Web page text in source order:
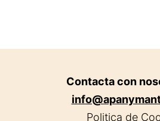
Contacta con
Politica de